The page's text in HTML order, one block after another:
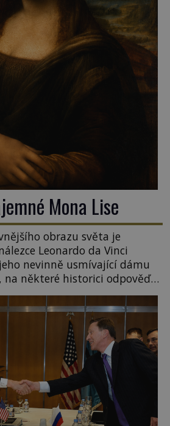
Mona Lise
obrazu světa je
Leonardo da Vinci
jeho nevinně usmívající dámu
některé historici odpověď
nezodpovězené. Kam si ji
císař Napoleon
má pro malbu slabost, a
konzul přemístí do své
[…]